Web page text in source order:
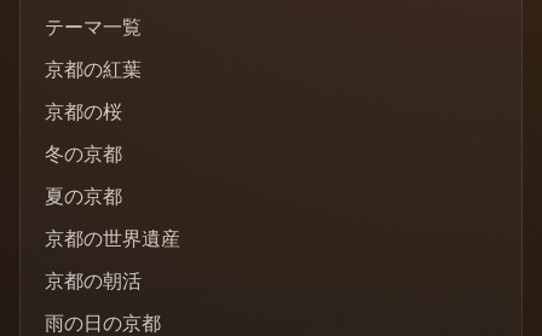
テーマ一覧
京都の紅葉
京都の桜
冬の京都
夏の京都
京都の世界遺産
京都の朝活
雨の日の京都